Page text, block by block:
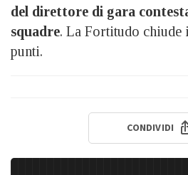
del direttore di gara
squadre. La Fortitudo chiude
punti.
CONDIVIDI